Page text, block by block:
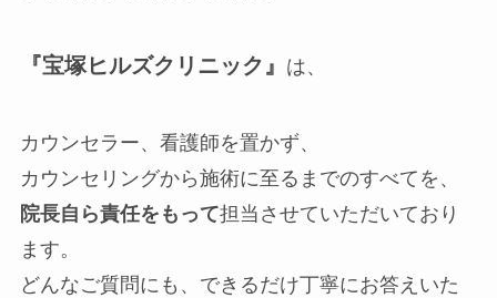
『宝塚ヒルズクリニック』 は、
カウンセラー、看護師を置かず、
カウンセリングから施術に至るまでのすべてを、
院長自ら責任をもって担当させていただいており
ます。
どんなご質問にも、できるだけ丁寧にお答えいた